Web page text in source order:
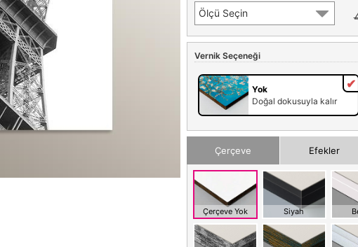
Ölçü Seçin
Vernik Seçeneği
Yok
Doğal dokusuyla kalır
Çerçeve Efekler
Çerçeve Yok Siyah